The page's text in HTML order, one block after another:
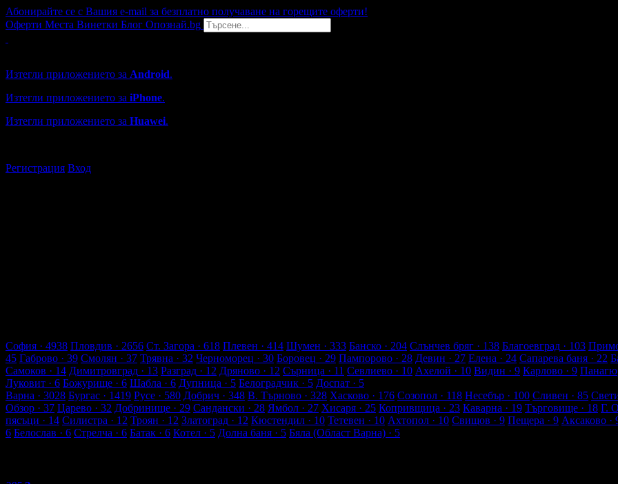
Абонирайте се с Вашия e-mail за безплатно получаване на горещите оферти!
Оферти Места Винетки Блог Опознай.bg
Изтегли приложението за Android.
Изтегли приложението за iPhone.
Изтегли приложението за Huawei.
Регистрация Вход
София · 4938 Пловдив · 2656 Ст. Загора · 618 Плевен · 414 Шумен · 333 Банско · 204 Слънчев бряг · 138 Благоевград · 103
45 Габрово · 39 Смолян · 37 Трявна · 32 Черноморец · 30 Боровец · 29 Пампорово · 28 Девин · 27 Елена · 24 Сапарева баня · 22
Самоков · 14 Димитровград · 13 Разград · 12 Дряново · 12 Сърница · 11 Севлиево · 10 Ахелой · 10 Видин · 9 Карлово · 9
Луковит · 6 Божурище · 6 Шабла · 6 Дупница · 5 Белоградчик · 5 Доспат · 5
Варна · 3028 Бургас · 1419 Русе · 580 Добрич · 348 В. Търново · 328 Хасково · 176 Созопол · 118 Несебър · 100 Сливен · 85
Обзор · 37 Царево · 32 Добринище · 29 Сандански · 28 Ямбол · 27 Хисаря · 25 Копривщица · 23 Каварна · 19 Търговище · 18 Г.
пясъци · 14 Силистра · 12 Троян · 12 Златоград · 12 Кюстендил · 10 Тетевен · 10 Ахтопол · 10 Свищов · 9 Пещера · 9 Аксаково ·
6 Белослав · 6 Стрелча · 6 Батак · 6 Котел · 5 Долна баня · 5 Бяла (Област Варна) · 5